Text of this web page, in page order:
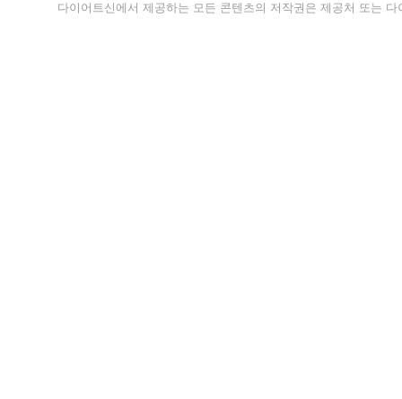
다이어트신에서 제공하는 모든 콘텐츠의 저작권은 제공처 또는